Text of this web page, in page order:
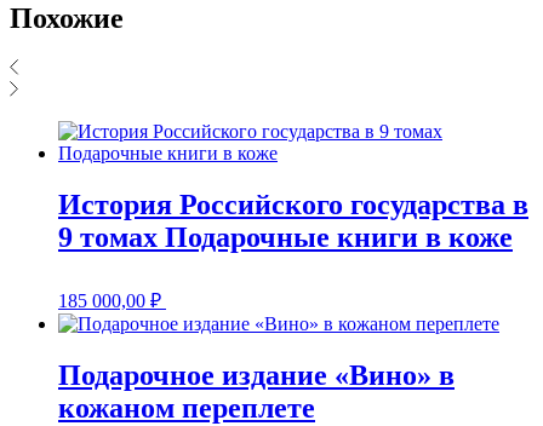
Похожие
История Российского государства в
9 томах Подарочные книги в коже
185 000,00 ₽
Подарочное издание «Вино» в
кожаном переплете